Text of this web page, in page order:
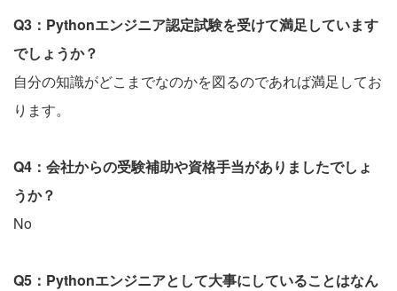
Q3：Pythonエンジニア認定試験を受けて満足しています
でしょうか？
自分の知識がどこまでなのかを図るのであれば満足してお
ります。
Q4：会社からの受験補助や資格手当がありましたでしょ
うか？
No
Q5：Pythonエンジニアとして大事にしていることはなん